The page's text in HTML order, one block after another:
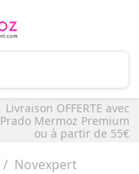
Livraison OFFERTE avec
Prado Mermoz Premium
ou à partir de 55€
Novexpert